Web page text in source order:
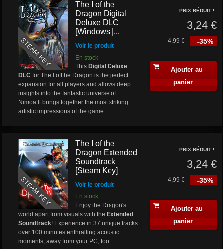
STEAM KEY
The I of the
Dragon Digital
Deluxe DLC
[Windows |...
Voir le produit
En stock
This Digital Deluxe
DLC for The I oft he Dragon is the perfect
expansion for all players and allows deep
insights into the fantastic universe of
Nimoa.It brings together the most striking
artistic impressions of the game.
PRIX RÉDUIT !
3,24 €
-35%
4,99 €
Ajouter au
panier
STEAM KEY
The I of the
Dragon Extended
Soundtrack
[Steam Key]
Voir le produit
En stock
Enjoy the Dragon's
world apart from visuals with the Extended
Soundtrack! Experience in 37 unique tracks
over 100 minutes enthralling acoustic
moments, away from your PC, too.
PRIX RÉDUIT !
3,24 €
-35%
4,99 €
Ajouter au
panier